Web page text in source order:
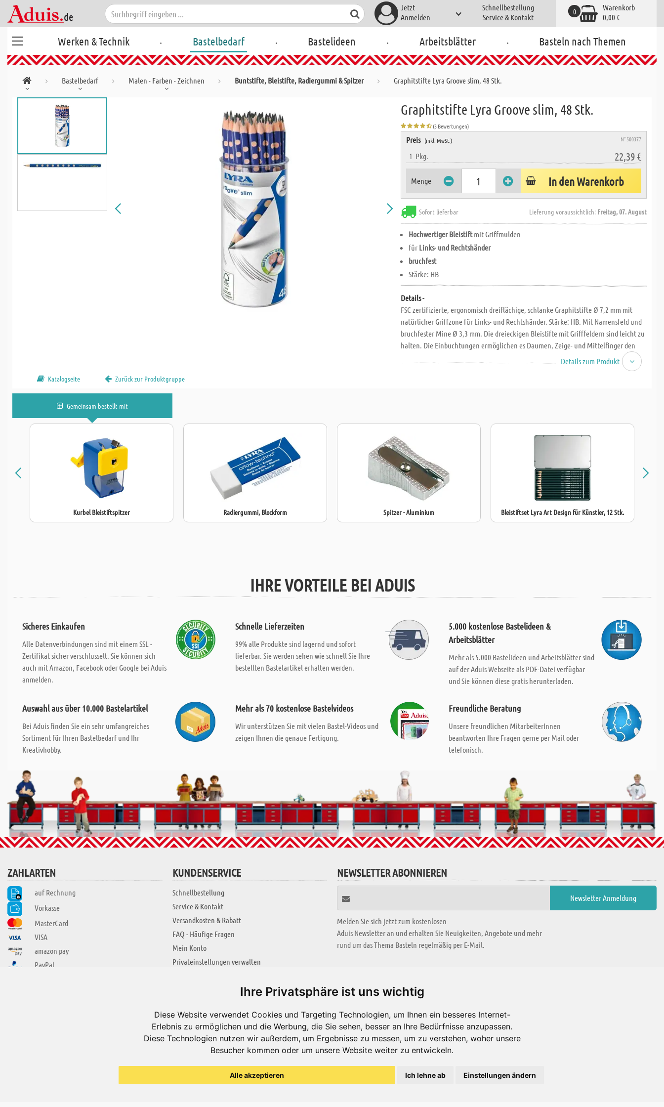
Ihre Privatsphäre ist uns wichtig
Diese Website verwendet Cookies und Targeting Technologien, um Ihnen ein besseres Internet-
Erlebnis zu ermöglichen und die Werbung, die Sie sehen, besser an Ihre Bedürfnisse anzupassen.
Diese Technologien nutzen wir außerdem, um Ergebnisse zu messen, um zu verstehen, woher unsere
Besucher kommen oder um unsere Website weiter zu entwickeln.
Alle akzeptieren Ich lehne ab Einstellungen ändern
Jetzt
Anmelden
Schnellbestellung
Service & Kontakt
Warenkorb
0,00 €
0
Werken & Technik . Bastelbedarf . Bastelideen . Arbeitsblätter . Basteln nach Themen
Bastelbedarf Malen - Farben - Zeichnen Buntstifte, Bleistifte, Radiergummi & Spitzer Graphitstifte Lyra Groove slim, 48 Stk.
Graphitstifte Lyra Groove slim, 48 Stk.
(3 Bewertungen)
Preis (inkl. MwSt.) N° 500377
1 Pkg. 22,39 €
Menge In den Warenkorb
Sofort lieferbar Lieferung voraussichtlich: Freitag, 07. August
Hochwertiger Bleistiftmit Griffmulden
für Links- und Rechtshänder
bruchfest
Stärke: HB
Details -
FSC zertifizierte, ergonomisch dreiflächige, schlanke Graphitstifte Ø 7,2 mm mit
natürlicher Griffzone für Links- und Rechtshänder. Stärke: HB. Mit Namensfeld und
bruchfester Mine Ø 3,3 mm. Die dreieckigen Bleistifte mit Grifffeldern sind leicht zu
halten. Die Einbuchtungen ermöglichen es Daumen, Zeige- und Mittelfinger den
Stift in Position zu halten. So ist sowohl für Links- und Rechtshänder ein
problemloses Schreiben auch nach dem Anspitzen möglich. Die Stifte sind qualitativ
Details zum Produkt
Katalogseite Zurück zur Produktgruppe
Gemeinsam bestellt mit
Kurbel Bleistiftspitzer Radiergummi, Blockform Spitzer - Aluminium Bleistiftset Lyra Art Design für Künstler, 12 Stk.
IHRE VORTEILE BEI ADUIS
Sicheres Einkaufen
Alle Datenverbindungen sind mit einem SSL -
Zertifikat sicher verschlusselt. Sie können sich
auch mit Amazon, Facebook oder Google bei Aduis
anmelden.
Schnelle Lieferzeiten
99% alle Produkte sind lagernd und sofort
lieferbar. Sie werden sehen wie schnell Sie Ihre
bestellten Bastelartikel erhalten werden.
5.000 kostenlose Bastelideen &
Arbeitsblätter
Mehr als 5.000 Bastelideen und Arbeitsblätter sind
auf der Aduis Webseite als PDF-Datei verfügbar
und Sie können diese gratis herunterladen.
Auswahl aus über 10.000 Bastelartikel
Bei Aduis finden Sie ein sehr umfangreiches
Sortiment für Ihren Bastelbedarf und Ihr
Kreativhobby.
Mehr als 70 kostenlose Bastelvideos
Wir unterstützen Sie mit vielen Bastel-Videos und
zeigen Ihnen die genaue Fertigung.
Freundliche Beratung
Unsere freundlichen MitarbeiterInnen
beantworten Ihre Fragen gerne per Mail oder
telefonisch.
ZAHLARTEN
auf Rechnung
Vorkasse
MasterCard
VISA
amazon pay
PayPal
KUNDENSERVICE
Schnellbestellung
Service & Kontakt
Versandkosten & Rabatt
FAQ - Häufige Fragen
Mein Konto
Privateinstellungen verwalten
NEWSLETTER ABONNIEREN
Melden Sie sich jetzt zum kostenlosen
Aduis Newsletter an und erhalten Sie Neuigkeiten, Angebote und mehr
rund um das Thema Basteln regelmäßig per E-Mail.
Jobs
Impressum
Datenschutzerklärung
KREATIV ZONE
Alle Videos
Bastelideen
Arbeitsblätter
Es gibt uns auch in